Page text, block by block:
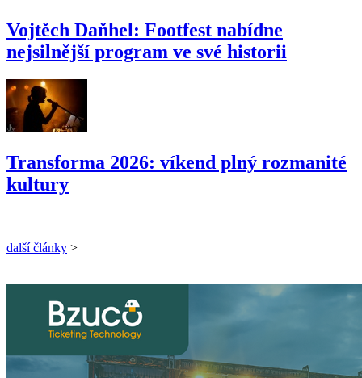
Vojtěch Daňhel: Footfest nabídne
nejsilnější program ve své historii
Transforma 2026: víkend plný rozmanité
kultury
další články >